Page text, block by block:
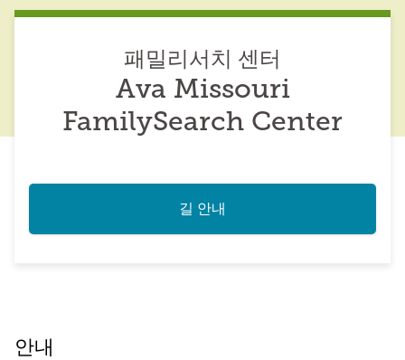
패밀리서치 센터
Ava Missouri
FamilySearch Center
길 안내
안내